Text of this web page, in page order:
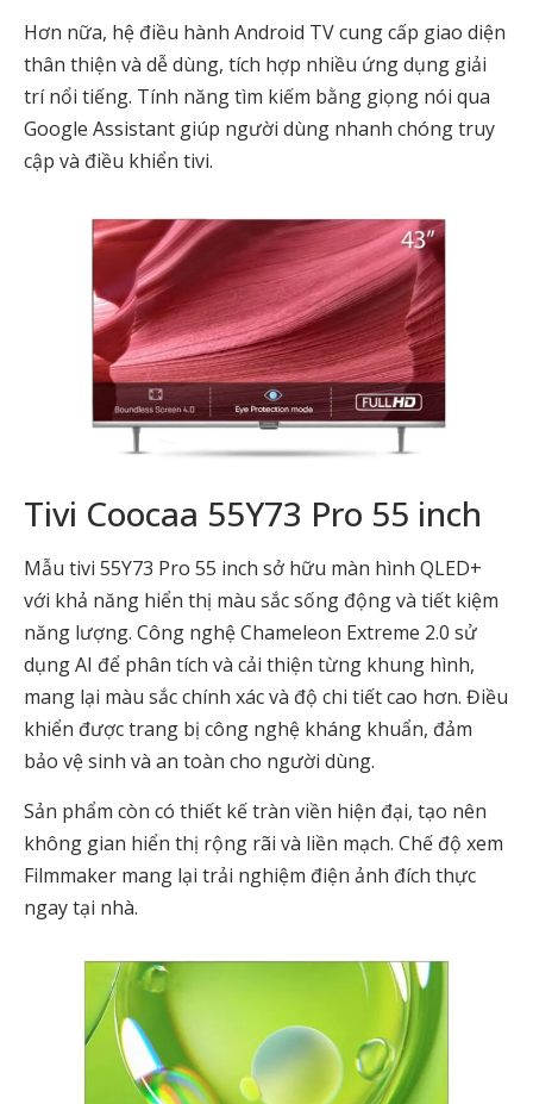
Hơn nữa, hệ điều hành Android TV cung cấp giao diện
thân thiện và dễ dùng, tích hợp nhiều ứng dụng giải
trí nổi tiếng. Tính năng tìm kiếm bằng giọng nói qua
Google Assistant giúp người dùng nhanh chóng truy
cập và điều khiển tivi.
Tivi Coocaa 55Y73 Pro 55 inch
Mẫu tivi 55Y73 Pro 55 inch sở hữu màn hình QLED+
với khả năng hiển thị màu sắc sống động và tiết kiệm
năng lượng. Công nghệ Chameleon Extreme 2.0 sử
dụng AI để phân tích và cải thiện từng khung hình,
mang lại màu sắc chính xác và độ chi tiết cao hơn. Điều
khiển được trang bị công nghệ kháng khuẩn, đảm
bảo vệ sinh và an toàn cho người dùng.
Sản phẩm còn có thiết kế tràn viền hiện đại, tạo nên
không gian hiển thị rộng rãi và liền mạch. Chế độ xem
Filmmaker mang lại trải nghiệm điện ảnh đích thực
ngay tại nhà.